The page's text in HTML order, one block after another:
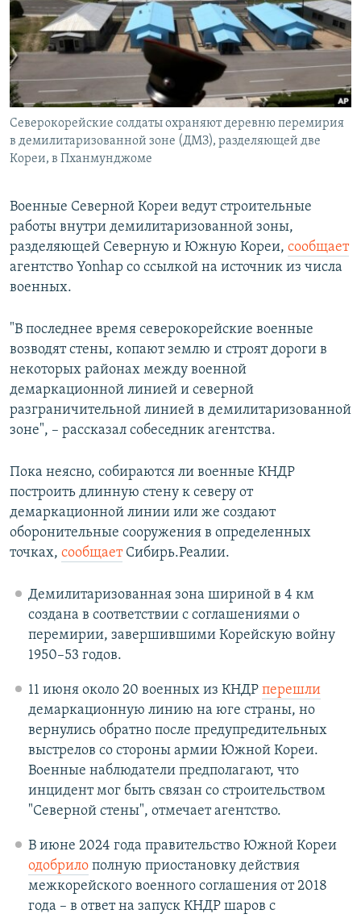
РАСПИСАНИЕ ВЕЩАНИЯ
ПОДПИШИТЕСЬ НА РАССЫЛКУ
СОЦИАЛЬНЫЕ СЕТИ
Северокорейские солдаты охраняют деревню перемирия
в демилитаризованной зоне (ДМЗ), разделяющей две
Кореи, в Пханмунджоме
Военные Северной Кореи ведут строительные
работы внутри демилитаризованной зоны,
разделяющей Северную и Южную Кореи, сообщает
агентство Yonhap со ссылкой на источник из числа
военных.
"В последнее время северокорейские военные
возводят стены, копают землю и строят дороги в
некоторых районах между военной
демаркационной линией и северной
разграничительной линией в демилитаризованной
зоне", – рассказал собеседник агентства.
Пока неясно, собираются ли военные КНДР
построить длинную стену к северу от
демаркационной линии или же создают
оборонительные сооружения в определенных
точках, сообщаетСибирь.Реалии.
Демилитаризованная зона шириной в 4 км
создана в соответствии с соглашениями о
перемирии, завершившими Корейскую войну
1950–53 годов.
11 июня около 20 военных из КНДР перешли
демаркационную линию на юге страны, но
вернулись обратно после предупредительных
выстрелов со стороны армии Южной Кореи.
Военные наблюдатели предполагают, что
инцидент мог быть связан со строительством
"Северной стены", отмечает агентство.
В июне 2024 года правительство Южной Кореи
одобрилополную приостановку действия
межкорейского военного соглашения от 2018
года – в ответ на запуск КНДР шаров с